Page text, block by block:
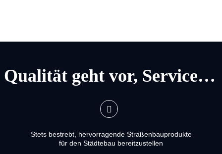
Qualität geht vor, Service geht vor
Stets bestrebt, hervorragende Straßenbauprodukte
für den Städtebau bereitzustellen